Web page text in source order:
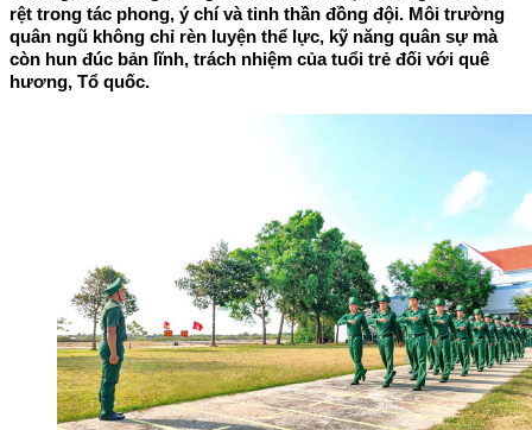
rệt trong tác phong, ý chí và tinh thần đồng đội. Môi trường
quân ngũ không chỉ rèn luyện thể lực, kỹ năng quân sự mà
còn hun đúc bản lĩnh, trách nhiệm của tuổi trẻ đối với quê
hương, Tổ quốc.